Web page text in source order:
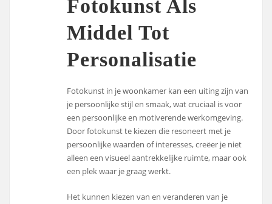
Fotokunst Als
Middel Tot
Personalisatie
Fotokunst in je woonkamer kan een uiting zijn van
je persoonlijke stijl en smaak, wat cruciaal is voor
een persoonlijke en motiverende werkomgeving.
Door fotokunst te kiezen die resoneert met je
persoonlijke waarden of interesses, creëer je niet
alleen een visueel aantrekkelijke ruimte, maar ook
een plek waar je graag werkt.
Het kunnen kiezen van en veranderen van je